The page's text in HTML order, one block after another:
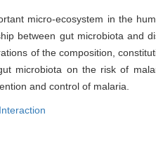
micro-ecosystem in the
between gut microbiota and
of the composition,
microbiota on the risk of
and control of malaria.
Interaction